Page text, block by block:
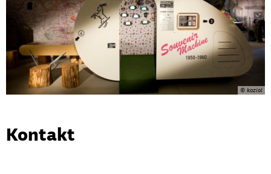
© koziol
Kontakt